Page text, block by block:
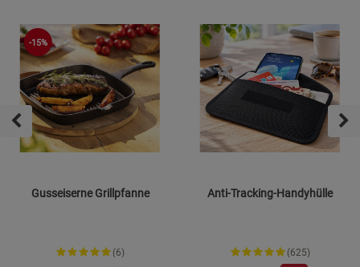
-15%
Gusseiserne Grillpfanne
(6)
Anti-Tracking-Handyhülle
(625)